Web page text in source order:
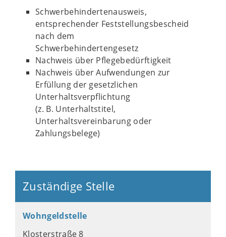
Schwerbehindertenausweis,
entsprechender Feststellungsbescheid
nach dem
Schwerbehindertengesetz
Nachweis über Pflegebedürftigkeit
Nachweis über Aufwendungen zur
Erfüllung der gesetzlichen
Unterhaltsverpflichtung
(z. B. Unterhaltstitel,
Unterhaltsvereinbarung oder
Zahlungsbelege)
Zuständige Stelle
Wohngeldstelle
Klosterstraße 8